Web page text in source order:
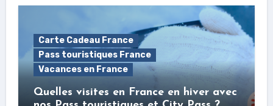
Carte Cadeau France
Pass touristiques France
Vacances en France
Quelles visites en France en hiver avec